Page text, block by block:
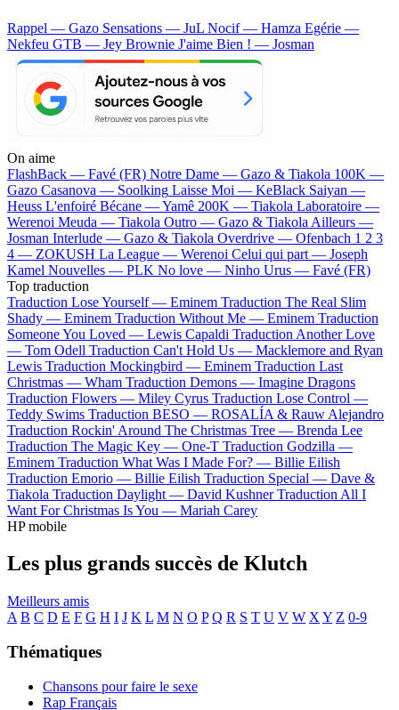
Rappel — Gazo Sensations — JuL Nocif — Hamza Egérie —
Nekfeu GTB — Jey Brownie J'aime Bien ! — Josman
On aime
FlashBack — Favé (FR) Notre Dame — Gazo & Tiakola 100K —
Gazo Casanova — Soolking Laisse Moi — KeBlack Saiyan —
Heuss L'enfoiré Bécane —Yamê 200K — Tiakola Laboratoire —
Werenoi Meuda — Tiakola Outro — Gazo & Tiakola Ailleurs —
Josman Interlude — Gazo & Tiakola Overdrive — Ofenbach 1 2 3
4 — ZOKUSH La League — Werenoi Celui qui part — Joseph
Kamel Nouvelles — PLK No love — Ninho Urus — Favé (FR)
Top traduction
Traduction Lose Yourself — Eminem Traduction The Real Slim
Shady — Eminem Traduction Without Me — Eminem Traduction
Someone You Loved — Lewis Capaldi Traduction Another Love
— Tom Odell Traduction Can't Hold Us — Macklemore and Ryan
Lewis Traduction Mockingbird — Eminem Traduction Last
Christmas — Wham Traduction Demons — Imagine Dragons
Traduction Flowers — Miley Cyrus Traduction Lose Control —
Teddy Swims Traduction BESO — ROSALÍA & Rauw Alejandro
Traduction Rockin' Around The Christmas Tree — Brenda Lee
Traduction The Magic Key — One-T Traduction Godzilla —
Eminem Traduction What Was I Made For? — Billie Eilish
Traduction Emorio — Billie Eilish Traduction Special — Dave &
Tiakola Traduction Daylight — David Kushner Traduction All I
Want For Christmas Is You — Mariah Carey
HP mobile
Les plus grands succès de Klutch
Meilleurs amis
A B C D E F G H I J K L M N O P Q R S T U V W X Y Z 0-9
Thématiques
Chansons pour faire le sexe
Rap Français